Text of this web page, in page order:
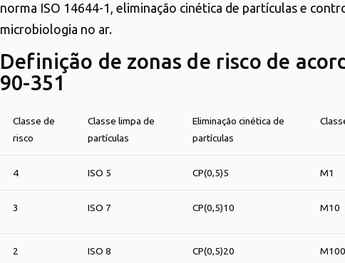
norma ISO 14644-1, eliminação cinética de partículas e
microbiologia no ar.
Definição de zonas de risco de
90-351
Classe de
risco
Classe limpa de
partículas
Eliminação cinética de
partículas
4 ISO 5 CP(0,5)5 M1
3 ISO 7 CP(0,5)10 M10
2 ISO 8 CP(0,5)20 M100